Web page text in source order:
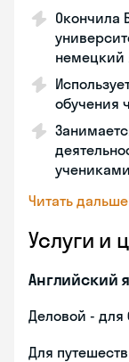
Окончила
немецкий
обучения
учениками
Читать дальше
Услуги и
Английский
Деловой - для
Для